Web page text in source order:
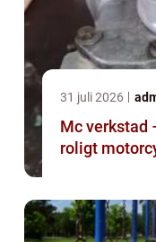
31 juli 2026
Mc verkstad
roligt